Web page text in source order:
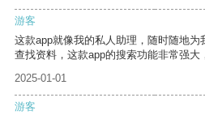
游客
这款app就像我的私人助理，随时随地
查找资料，这款app的搜索功能非常强大
2025-01-01
游客